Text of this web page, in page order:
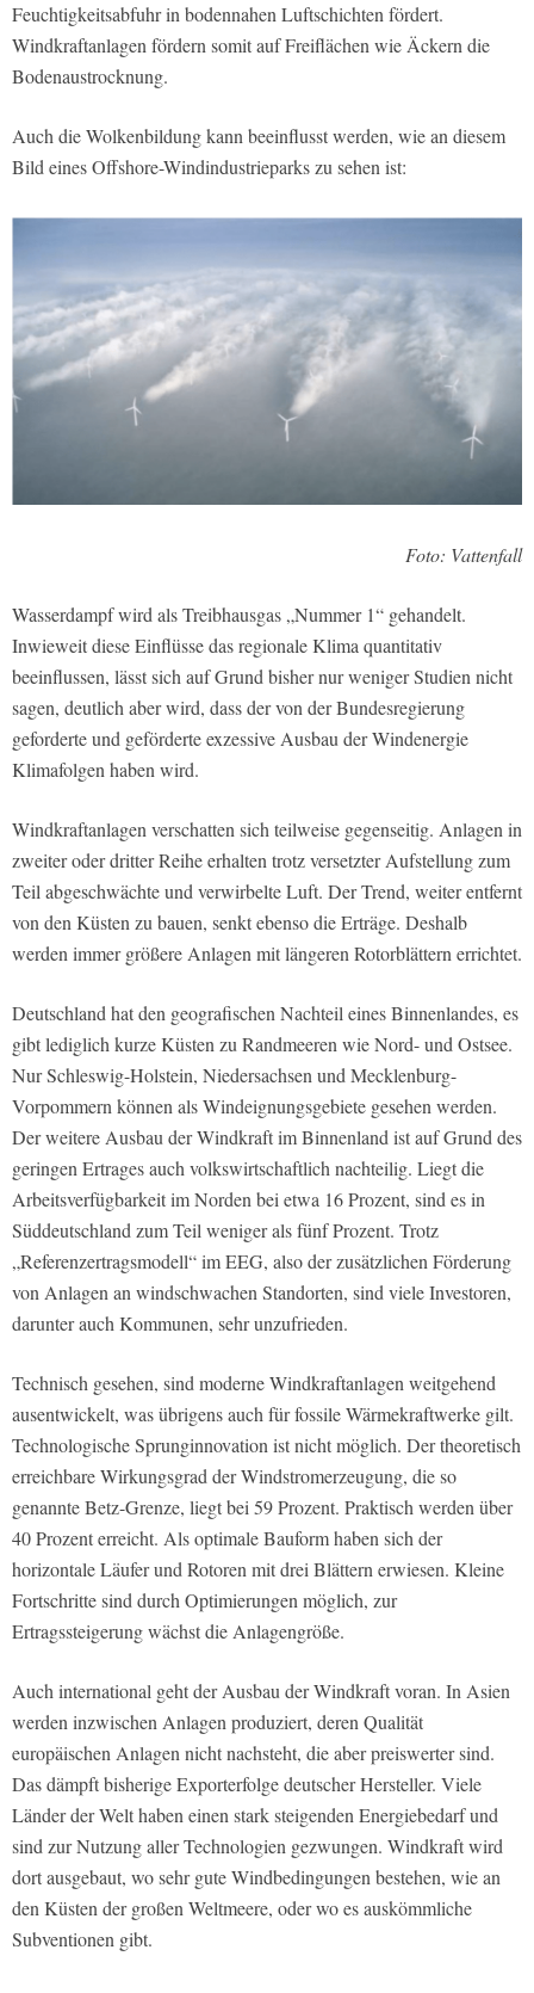
Feuchtigkeitsabfuhr in bodennahen Luftschichten fördert.
Windkraftanlagen fördern somit auf Freiflächen wie Äckern die
Bodenaustrocknung.
Auch die Wolkenbildung kann beeinflusst werden, wie an diesem
Bild eines Offshore-Windindustrieparks zu sehen ist:
Foto: Vattenfall
Wasserdampf wird als Treibhausgas „Nummer 1“ gehandelt.
Inwieweit diese Einflüsse das regionale Klima quantitativ
beeinflussen, lässt sich auf Grund bisher nur weniger Studien nicht
sagen, deutlich aber wird, dass der von der Bundesregierung
geforderte und geförderte exzessive Ausbau der Windenergie
Klimafolgen haben wird.
Windkraftanlagen verschatten sich teilweise gegenseitig. Anlagen in
zweiter oder dritter Reihe erhalten trotz versetzter Aufstellung zum
Teil abgeschwächte und verwirbelte Luft. Der Trend, weiter entfernt
von den Küsten zu bauen, senkt ebenso die Erträge. Deshalb
werden immer größere Anlagen mit längeren Rotorblättern errichtet.
Deutschland hat den geografischen Nachteil eines Binnenlandes, es
gibt lediglich kurze Küsten zu Randmeeren wie Nord- und Ostsee.
Nur Schleswig-Holstein, Niedersachsen und Mecklenburg-
Vorpommern können als Windeignungsgebiete gesehen werden.
Der weitere Ausbau der Windkraft im Binnenland ist auf Grund des
geringen Ertrages auch volkswirtschaftlich nachteilig. Liegt die
Arbeitsverfügbarkeit im Norden bei etwa 16 Prozent, sind es in
Süddeutschland zum Teil weniger als fünf Prozent. Trotz
„Referenzertragsmodell“ im EEG, also der zusätzlichen Förderung
von Anlagen an windschwachen Standorten, sind viele Investoren,
darunter auch Kommunen, sehr unzufrieden.
Technisch gesehen, sind moderne Windkraftanlagen weitgehend
ausentwickelt, was übrigens auch für fossile Wärmekraftwerke gilt.
Technologische Sprunginnovation ist nicht möglich. Der theoretisch
erreichbare Wirkungsgrad der Windstromerzeugung, die so
genannte Betz-Grenze, liegt bei 59 Prozent. Praktisch werden über
40 Prozent erreicht. Als optimale Bauform haben sich der
horizontale Läufer und Rotoren mit drei Blättern erwiesen. Kleine
Fortschritte sind durch Optimierungen möglich, zur
Ertragssteigerung wächst die Anlagengröße.
Auch international geht der Ausbau der Windkraft voran. In Asien
werden inzwischen Anlagen produziert, deren Qualität
europäischen Anlagen nicht nachsteht, die aber preiswerter sind.
Das dämpft bisherige Exporterfolge deutscher Hersteller. Viele
Länder der Welt haben einen stark steigenden Energiebedarf und
sind zur Nutzung aller Technologien gezwungen. Windkraft wird
dort ausgebaut, wo sehr gute Windbedingungen bestehen, wie an
den Küsten der großen Weltmeere, oder wo es auskömmliche
Subventionen gibt.